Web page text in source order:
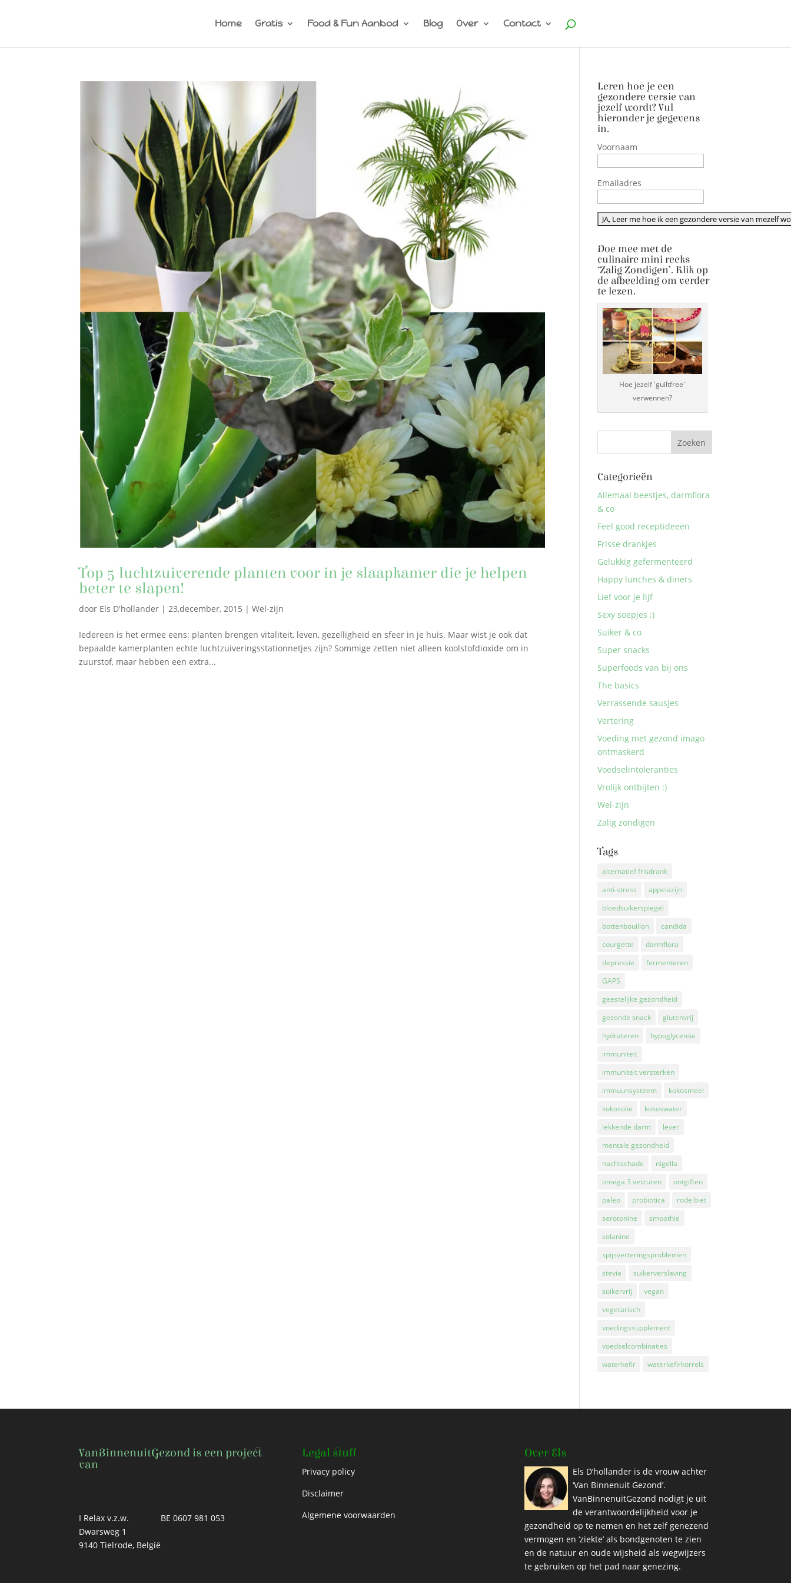
Home Gratis Food & Fun Aanbod Blog Over Contact
Top 5 luchtzuiverende planten voor in je slaapkamer die je helpen
beter te slapen!
door Els D'hollander | 23,december, 2015 |Wel-zijn
Iedereen is het ermee eens: planten brengen vitaliteit, leven, gezelligheid en sfeer in je huis. Maar wist je ook dat
bepaalde kamerplanten echte luchtzuiveringsstationnetjes zijn? Sommige zetten niet alleen koolstofdioxide om in
zuurstof, maar hebben een extra...
Leren hoe je een
gezondere versie van
jezelf wordt? Vul
hieronder je gegevens
in.
Voornaam
Emailadres
Doe mee met de
culinaire mini reeks
‘Zalig Zondigen’. Klik op
de afbeelding om verder
te lezen.
Hoe jezelf 'guiltfree'
verwennen?
Categorieën
Allemaal beestjes, darmflora
& co
Feel good receptideeën
Frisse drankjes
Gelukkig gefermenteerd
Happy lunches & diners
Lief voor je lijf
Sexy soepjes ;)
Suiker & co
Super snacks
Superfoods van bij ons
The basics
Verrassende sausjes
Vertering
Voeding met gezond imago
ontmaskerd
Voedselintoleranties
Vrolijk ontbijten :)
Wel-zijn
Zalig zondigen
Tags
alternatief frisdrank
anti-stress
appelazijn
bloedsuikerspiegel
bottenbouillon
candida
courgette
darmflora
depressie
fermenteren
GAPS
geestelijke gezondheid
gezonde snack
glutenvrij
hydrateren
hypoglycemie
immuniteit
immuniteit versterken
immuunsysteem
kokosmeel
kokosolie
kokoswater
lekkende darm
lever
mentale gezondheid
nachtschade
nigella
omega 3 vetzuren
ontgiften
paleo
probiotica
rode biet
serotonine
smoothie
solanine
spijsverteringsproblemen
stevia
suikerverslaving
suikervrij
vegan
vegetarisch
voedingssupplement
voedselcombinaties
waterkefir
waterkefirkorrels
VanBinnenuitGezond is een project
van
I Relax v.z.w.
Dwarsweg 1
9140 Tielrode, België
BE 0607 981 053
Legal stuff
Privacy policy
Disclaimer
Algemene voorwaarden
Over Els
Els D’hollander is de vrouw achter
‘Van Binnenuit Gezond’.
VanBinnenuitGezond nodigt je uit
de verantwoordelijkheid voor je
gezondheid op te nemen en het zelf genezend
vermogen en ‘ziekte’ als bondgenoten te zien
en de natuur en oude wijsheid als wegwijzers
te gebruiken op het pad naar genezing.